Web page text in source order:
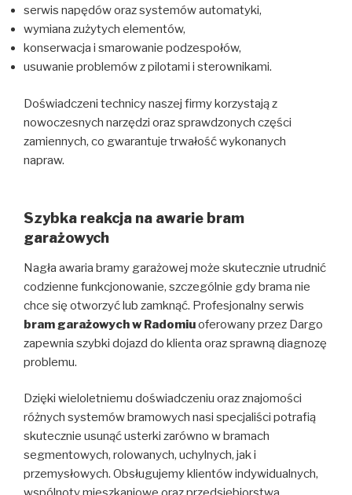
serwis napędów oraz systemów automatyki,
wymiana zużytych elementów,
konserwacja i smarowanie podzespołów,
usuwanie problemów z pilotami i sterownikami.
Doświadczeni technicy naszej firmy korzystają z
nowoczesnych narzędzi oraz sprawdzonych części
zamiennych, co gwarantuje trwałość wykonanych
napraw.
Szybka reakcja na awarie bram
garażowych
Nagła awaria bramy garażowej może skutecznie utrudnić
codzienne funkcjonowanie, szczególnie gdy brama nie
chce się otworzyć lub zamknąć. Profesjonalny serwis
bram garażowych w Radomiuoferowany przez Dargo
zapewnia szybki dojazd do klienta oraz sprawną diagnozę
problemu.
Dzięki wieloletniemu doświadczeniu oraz znajomości
różnych systemów bramowych nasi specjaliści potrafią
skutecznie usunąć usterki zarówno w bramach
segmentowych, rolowanych, uchylnych, jak i
przemysłowych. Obsługujemy klientów indywidualnych,